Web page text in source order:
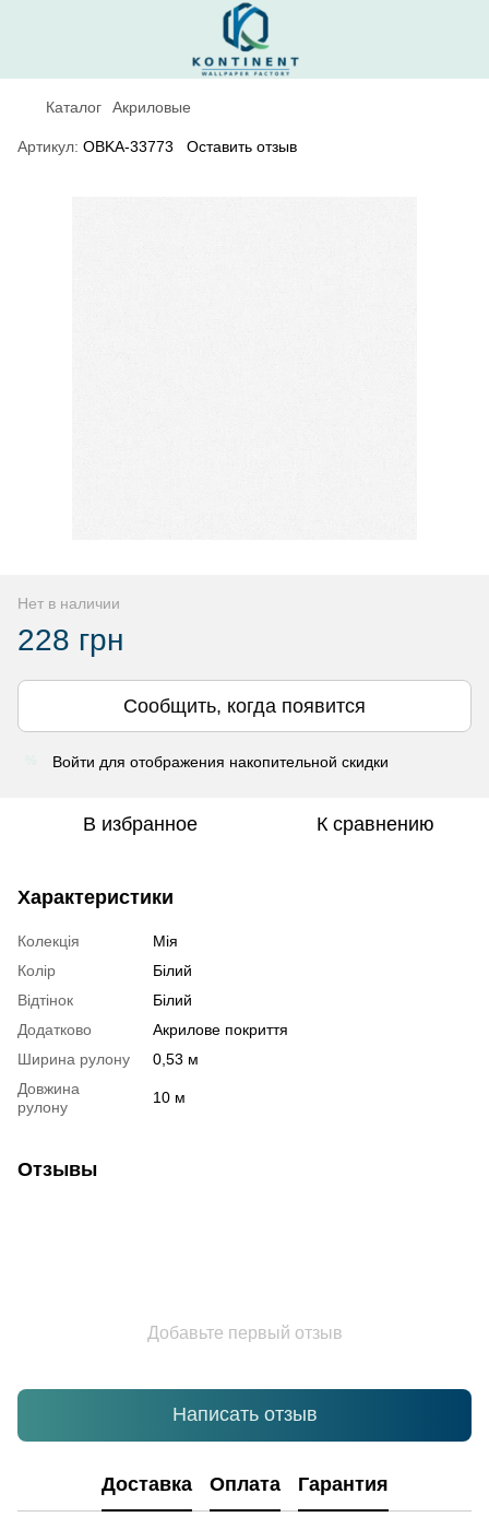
Каталог Акриловые
Артикул: OBKA-33773 Оставить отзыв
Нет в наличии
228 грн
Сообщить, когда появится
Войти для отображения накопительной скидки
В избранное К сравнению
Характеристики
Колекція
Мія
Колір
Білий
Відтінок
Білий
Додатково
Акрилове покриття
Ширина рулону
0,53 м
Довжина
рулону
10 м
Отзывы
Добавьте первый отзыв
Написать отзыв
Доставка Оплата Гарантия